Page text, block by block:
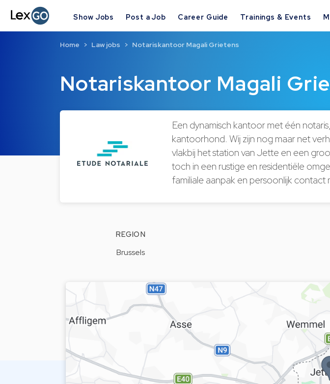
Show Jobs Post a Job Career Guide Trainings & Events
Notariskantoor Magali
Home Law jobs Notariskantoor Magali Grietens
Een dynamisch kantoor met één
kantoorhond. Wij zijn nog maar net
vlakbij het station van Jette en een
toch in een rustige en residentiële
familiale aanpak en persoonlijk contact
REGION
Brussels